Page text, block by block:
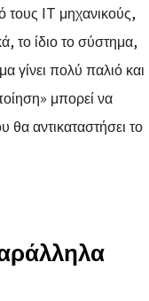
τους IT μηχανικούς,
το ίδιο το σύστημα,
γίνει πολύ παλιό και
μπορεί να
αντικαταστήσει το